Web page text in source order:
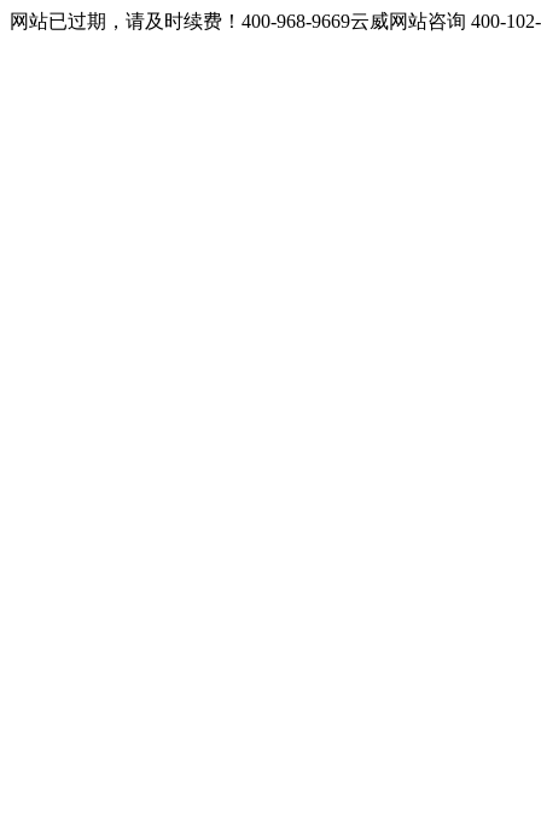
网站已过期，请及时续费！400-968-9669云威网站咨询 400-